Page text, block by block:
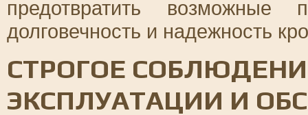
предотвратить
долговечность и надежность
СТРОГОЕ
ЭКСПЛУАТАЦИИ И